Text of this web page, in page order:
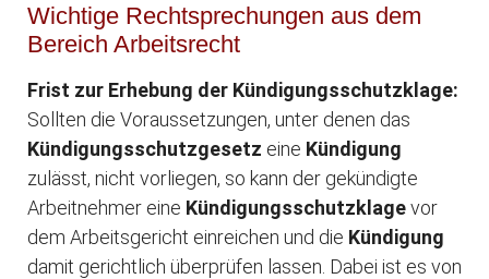
Wichtige Rechtsprechungen aus dem
Bereich Arbeitsrecht
Frist zur Erhebung der Kündigungsschutzklage:
Sollten die Voraussetzungen, unter denen das
Kündigungsschutzgesetz eine Kündigung
zulässt, nicht vorliegen, so kann der gekündigte
Arbeitnehmer eine Kündigungsschutzklagevor
dem Arbeitsgericht einreichen und die Kündigung
damit gerichtlich überprüfen lassen. Dabei ist es von